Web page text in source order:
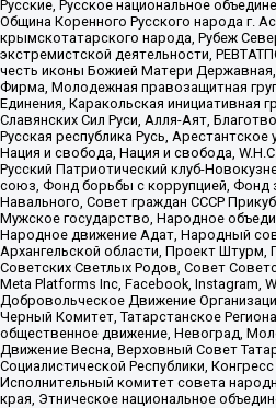
Русские, Русское национальное
Община Коренного Русского народа г.
крымскотатарского народа, Рубеж
экстремистской деятельности,
честь иконы Божией Матери
Фирма, Молодежная правозащитная
Единения, Каракольская инициативная
Славянских Сил Руси, Алля-Аят,
Русская республика Русь,
Нация и свобода, Нация и свобода,
Русский Патриотический клуб-
союз, Фонд борьбы с коррупцией,
Навального, Совет граждан СССР
Мужское государство, Народное
Народное движение Адат, Народный
Архангельской области, Проект
Советских Светлых Родов, Совет
Meta Platforms Inc, Facebook, Instagram,
Добровольческое Движение
Черный Комитет, Татарстанское
общественное движение, Невоград,
Движение Весна, Верховный Совет
Социалистической Республики,
Исполнительный комитет совета
края, Этническое национальное